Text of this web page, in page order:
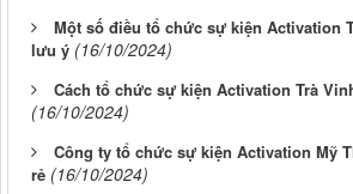
Một số điều tổ chức sự kiện Activation
lưu ý (16/10/2024)
Cách tổ chức sự kiện Activation Trà
(16/10/2024)
Công ty tổ chức sự kiện Activation Mỹ
rẻ (16/10/2024)